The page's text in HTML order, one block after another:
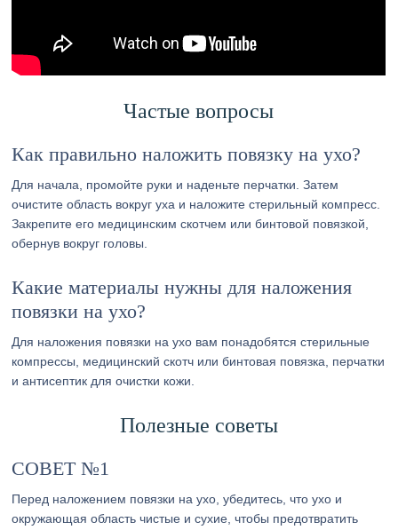
Частые вопросы
Как правильно наложить повязку на ухо?
Для начала, промойте руки и наденьте перчатки. Затем
очистите область вокруг уха и наложите стерильный компресс.
Закрепите его медицинским скотчем или бинтовой повязкой,
обернув вокруг головы.
Какие материалы нужны для наложения
повязки на ухо?
Для наложения повязки на ухо вам понадобятся стерильные
компрессы, медицинский скотч или бинтовая повязка, перчатки
и антисептик для очистки кожи.
Полезные советы
СОВЕТ №1
Перед наложением повязки на ухо, убедитесь, что ухо и
окружающая область чистые и сухие, чтобы предотвратить